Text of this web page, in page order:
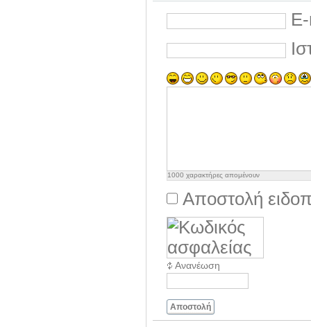
1000 χαρακτήρες απομένουν
Αποστολή
Ανανέωση
Αποστολή